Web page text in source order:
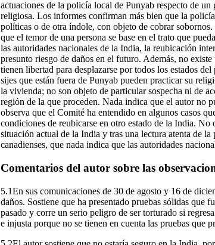
actuaciones de la policía local de Punyab respecto de
religiosa. Los informes confirman más bien que la
políticas o de otra índole, con objeto de cobrar
que el temor de una persona se base en el trato que
las autoridades nacionales de la India, la reubicación
presunto riesgo de daños en el futuro. Además, no
tienen libertad para desplazarse por todos los estados
sijes que están fuera de Punyab pueden practicar su
la vivienda; no son objeto de particular sospecha ni de
región de la que proceden. Nada indica que el autor no
observa que el Comité ha entendido en algunos casos
condiciones de reubicarse en otro estado de la India. No
situación actual de la India y tras una lectura atenta de
canadienses, que nada indica que las autoridades
Comentarios del autor sobre las
5.1En sus comunicaciones de 30 de agosto y 16 de
daños. Sostiene que ha presentado pruebas sólidas que
pasado y corre un serio peligro de ser torturado si
e injusta porque no se tienen en cuenta las pruebas que